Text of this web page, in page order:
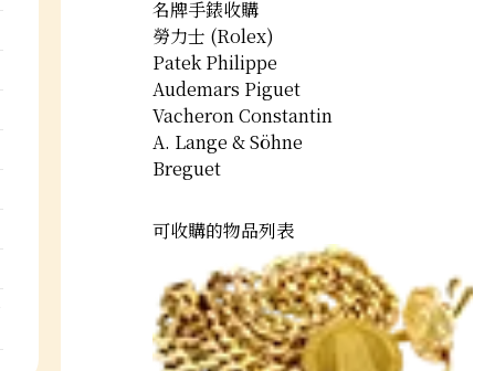
名牌手錶收購
勞力士 (Rolex)
Patek Philippe
Audemars Piguet
Vacheron Constantin
A. Lange & Söhne
Breguet
可收購的物品列表